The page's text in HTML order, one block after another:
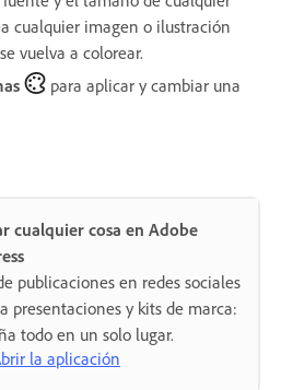
cualquier imagen o ilustración
vuelva a colorear.
para aplicar y cambiar una
cualquier cosa en Adobe
publicaciones en redes sociales
presentaciones y kits de marca:
todo en un solo lugar.
la aplicación